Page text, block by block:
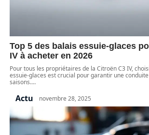
Top 5 des balais essuie-glaces
IV à acheter en 2026
Pour tous les propriétaires de la Citroën C3 IV,
essuie-glaces est crucial pour garantir une
saisons.…
Actu novembre 28, 2025